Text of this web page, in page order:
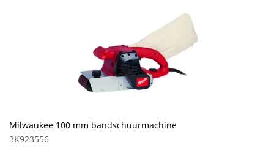
Milwaukee 100 mm bandschuurmachine
3K923556